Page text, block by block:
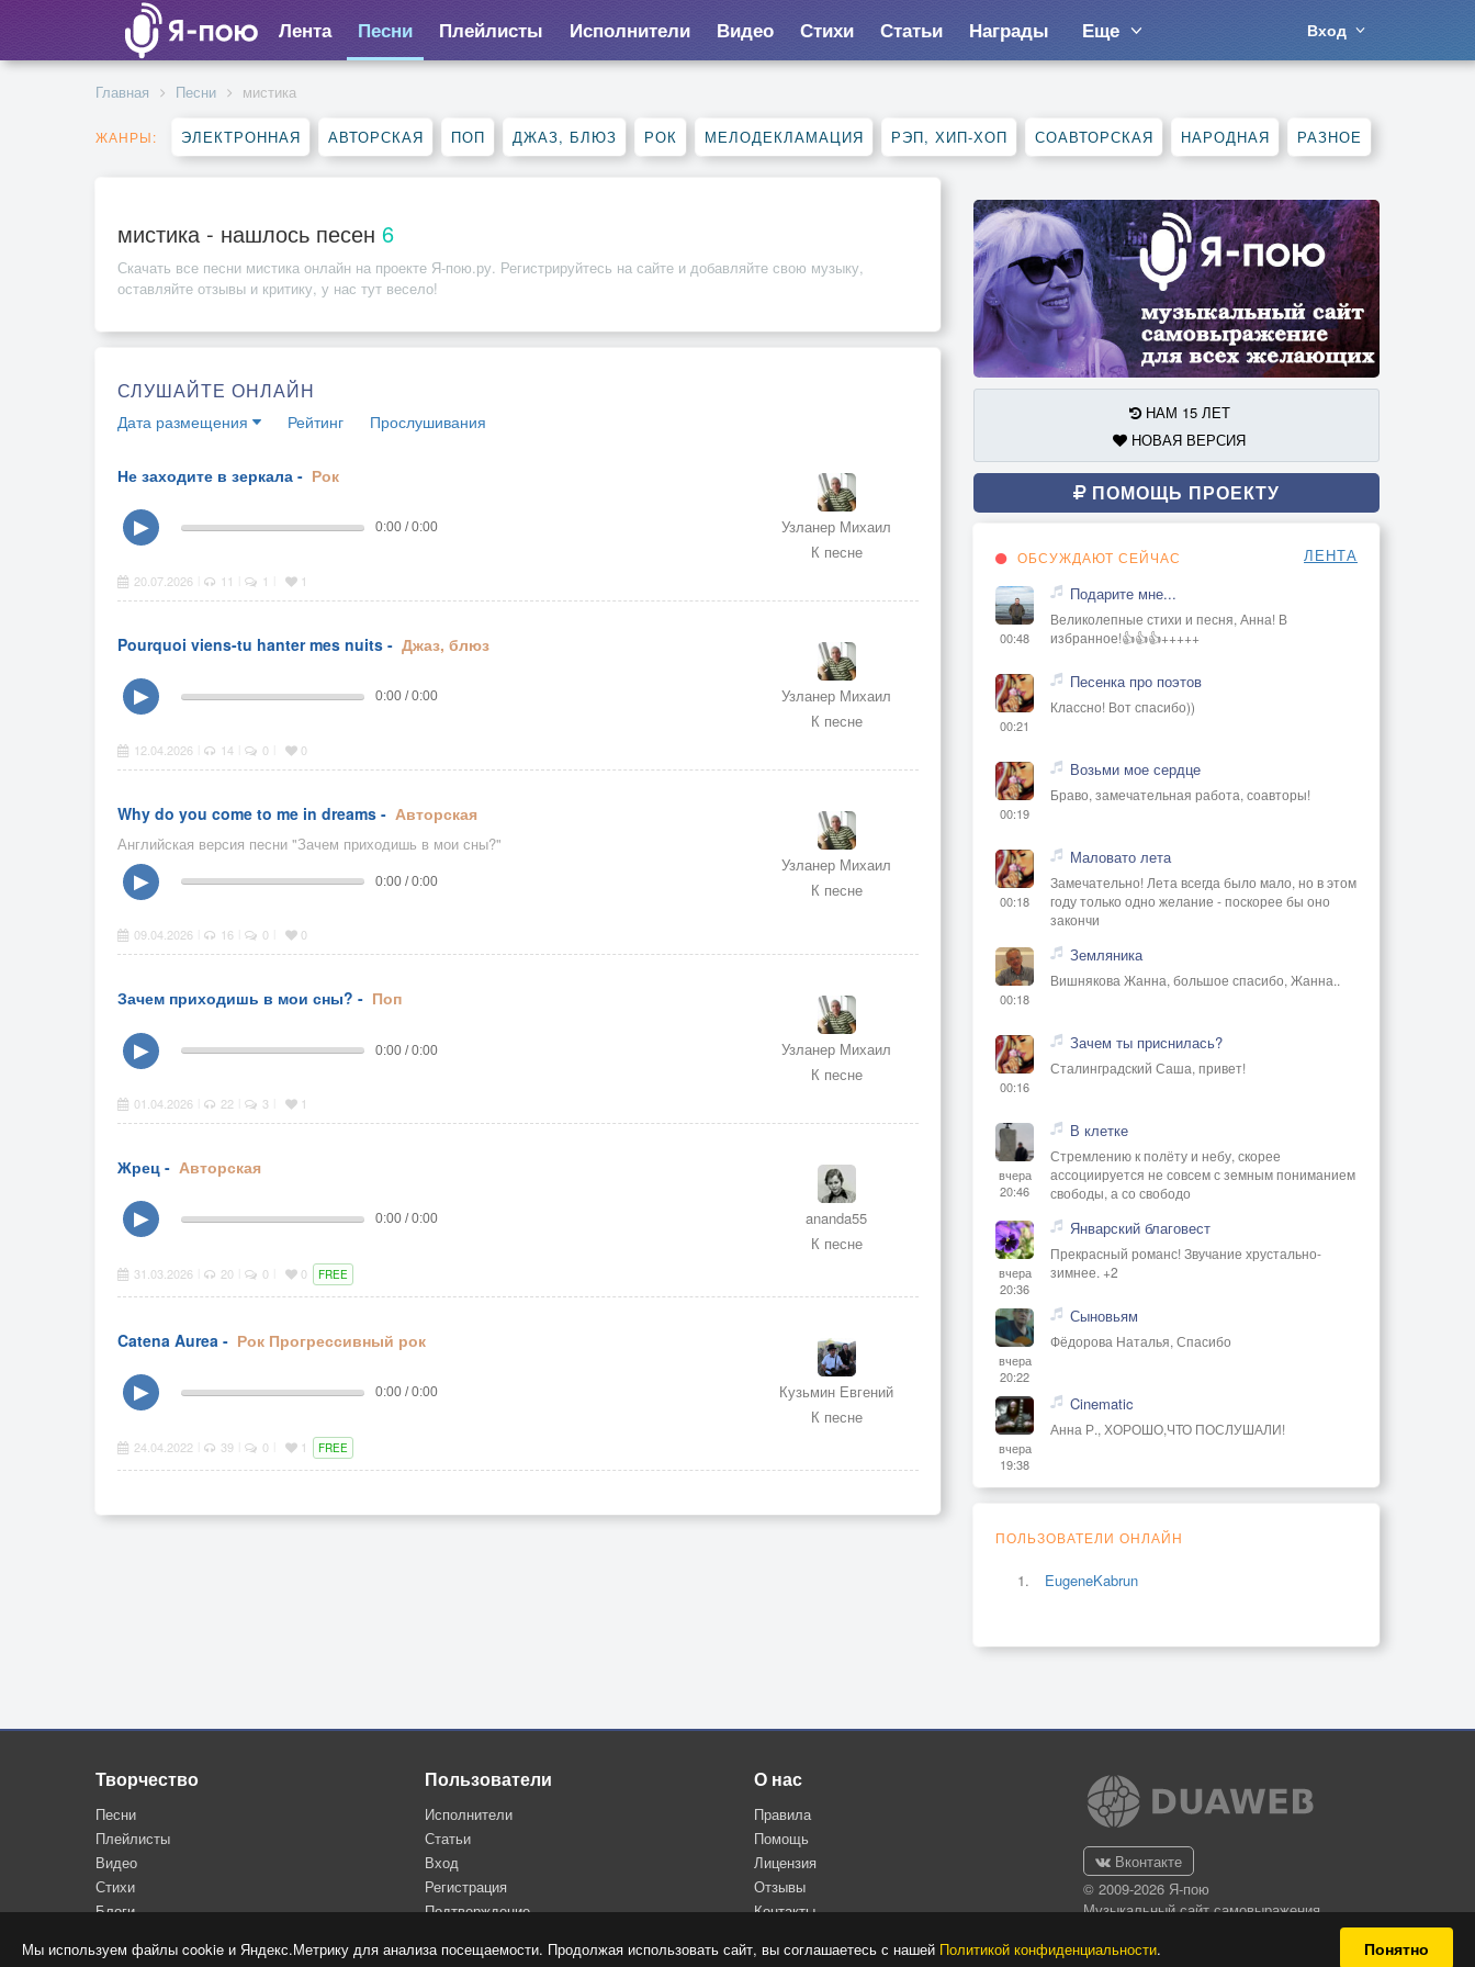
Мы используем файлы cookie и Яндекс.Метрику для анализа посещаемости. Продолжая использовать сайт, вы соглашаетесь с нашей Политикой конфиденциальности. Понятно
Лента Песни Плейлисты Исполнители Видео Стихи Статьи Награды Еще Вход
Главная Песни мистика
ЖАНРЫ: ЭЛЕКТРОННАЯ АВТОРСКАЯ ПОП ДЖАЗ, БЛЮЗ РОК МЕЛОДЕКЛАМАЦИЯ РЭП, ХИП-ХОП СОАВТОРСКАЯ НАРОДНАЯ РАЗНОЕ
мистика - нашлось песен 6
Скачать все песни мистика онлайн на проекте Я-пою.ру. Регистрируйтесь на сайте и добавляйте свою музыку,
оставляйте отзывы и критику, у нас тут весело!
СЛУШАЙТЕ ОНЛАЙН
Дата размещения Рейтинг Прослушивания
Не заходите в зеркала - Рок
Узланер Михаил
К песне
▶ 0:00 / 0:00
20.07.2026 11 1 1
Pourquoi viens-tu hanter mes nuits - Джаз, блюз
Узланер Михаил
К песне
▶ 0:00 / 0:00
12.04.2026 14 0 0
Why do you come to me in dreams - Авторская
Английская версия песни "Зачем приходишь в мои сны?"
Узланер Михаил
К песне
▶ 0:00 / 0:00
09.04.2026 16 0 0
Зачем приходишь в мои сны? - Поп
Узланер Михаил
К песне
▶ 0:00 / 0:00
01.04.2026 22 3 1
Жрец - Авторская
ananda55
К песне
▶ 0:00 / 0:00
31.03.2026 20 0 0 FREE
Catena Aurea - Рок Прогрессивный рок
Кузьмин Евгений
К песне
▶ 0:00 / 0:00
24.04.2022 39 0 1 FREE
НАМ 15 ЛЕТ
НОВАЯ ВЕРСИЯ
ПОМОЩЬ ПРОЕКТУ
ОБСУЖДАЮТ СЕЙЧАС ЛЕНТА
00:48
Подарите мне...
Великолепные стихи и песня, Анна! В
избранное!👍👍👍+++++
00:21
Песенка про поэтов
Классно! Вот спасибо))
00:19
Возьми мое сердце
Браво, замечательная работа, соавторы!
00:18
Маловато лета
Замечательно! Лета всегда было мало, но в этом
году только одно желание - поскорее бы оно
закончи
00:18
Земляника
Вишнякова Жанна, большое спасибо, Жанна..
00:16
Зачем ты приснилась?
Сталинградский Саша, привет!
вчера
20:46
В клетке
Стремлению к полёту и небу, скорее
ассоциируется не совсем с земным пониманием
свободы, а со свободо
вчера
20:36
Январский благовест
Прекрасный романс! Звучание хрустально-
зимнее. +2
вчера
20:22
Сыновьям
Фёдорова Наталья, Спасибо
вчера
19:38
Cinematic
Анна Р., ХОРОШО,ЧТО ПОСЛУШАЛИ!
ПОЛЬЗОВАТЕЛИ ОНЛАЙН
EugeneKabrun
Творчество
Песни
Плейлисты
Видео
Стихи
Блоги
Пользователи
Исполнители
Статьи
Вход
Регистрация
Подтверждение
О нас
Правила
Помощь
Лицензия
Отзывы
Контакты
Вконтакте
© 2009-2026 Я-пою
Музыкальный сайт самовыражения